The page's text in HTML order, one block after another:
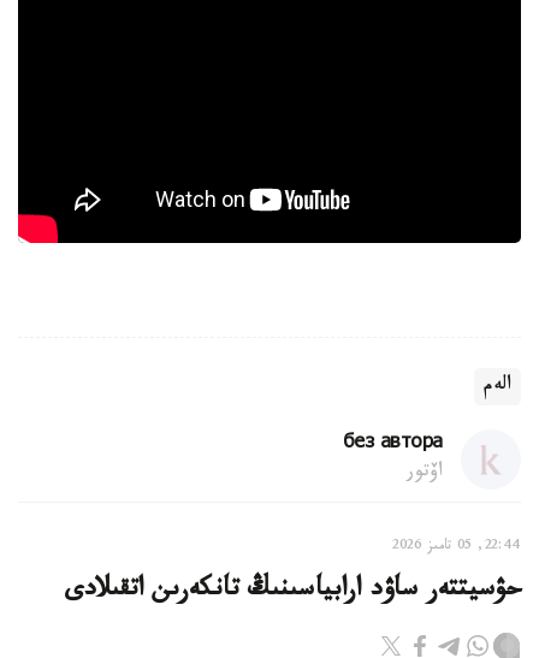
الەم
без автора
اۆتور
22:44, 05 تامىز 2026
حۋسيتتەر ساۋد ارابياسىنىڭ تانكەرىن اتقىلادى